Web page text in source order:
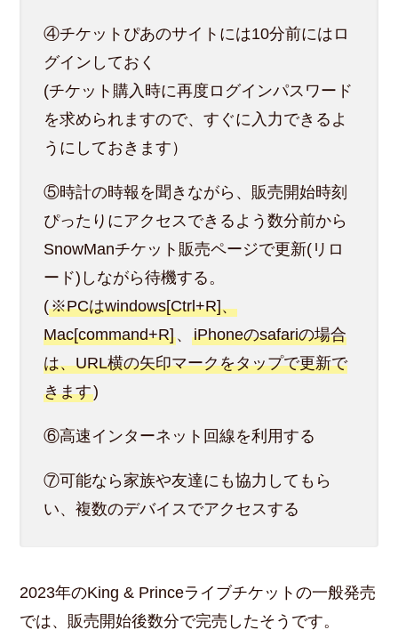
④チケットぴあのサイトには10分前にはロ
グインしておく
(チケット購入時に再度ログインパスワード
を求められますので、すぐに入力できるよ
うにしておきます）
⑤時計の時報を聞きながら、販売開始時刻
ぴったりにアクセスできるよう数分前から
SnowManチケット販売ページで更新(リロ
ード)しながら待機する。
(※PCはwindows[Ctrl+R]、
Mac[command+R]、iPhoneのsafariの場合
は、URL横の矢印マークをタップで更新で
きます)
⑥高速インターネット回線を利用する
⑦可能なら家族や友達にも協力してもら
い、複数のデバイスでアクセスする
2023年のKing & Princeライブチケットの一般発売
では、販売開始後数分で完売したそうです。